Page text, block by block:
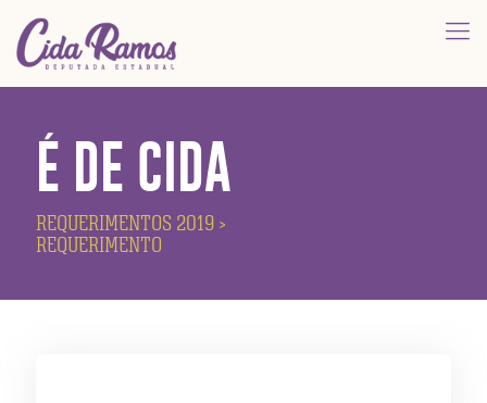
É DE CIDA
REQUERIMENTOS 2019 >
REQUERIMENTO